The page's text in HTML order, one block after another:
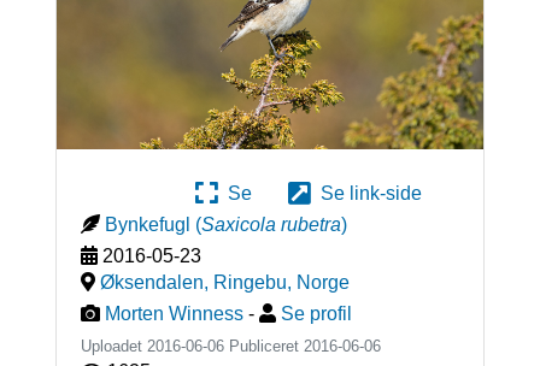
Se
Se link-side
Bynkefugl (Saxicola rubetra)
2016-05-23
Øksendalen, Ringebu, Norge
Morten Winness - Se profil
Uploadet 2016-06-06 Publiceret 2016-06-06